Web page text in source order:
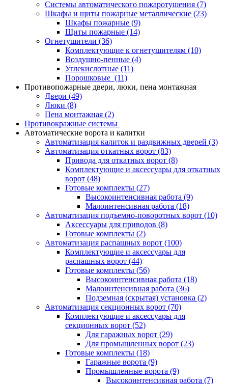
Системы автоматического пожаротушения (7)
Шкафы и щиты пожарные металлические (23)
Шкафы пожарные (9)
Щиты пожарные (14)
Огнетушители (36)
Комплектующие к огнетушителям (10)
Воздушно-пенные (4)
Углекислотные (11)
Порошковые (11)
Противопожарные двери, люки, пена монтажная
Двери (49)
Люки (8)
Пена монтажная (2)
Противокражные системы
Автоматические ворота и калитки
Автоматизация калиток и раздвижных дверей (3)
Автоматизация откатных ворот (83)
Привода для откатных ворот (8)
Комплектующие и аксессуары для откатных
ворот (48)
Готовые комплекты (27)
Высокоинтенсивная работа (9)
Малоинтенсивная работа (18)
Автоматизация подъемно-поворотных ворот (10)
Аксессуары для приводов (8)
Готовые комплекты (2)
Автоматизация распашных ворот (100)
Комплектующие и аксессуары для
распашных ворот (44)
Готовые комплекты (56)
Высокоинтенсивная работа (18)
Малоинтенсивная работа (36)
Подземная (скрытая) установка (2)
Автоматизация секционных ворот (70)
Комплектующие и аксессуары для
секционных ворот (52)
Для гаражных ворот (29)
Для промышленных ворот (23)
Готовые комплекты (18)
Гаражные ворота (9)
Промышленные ворота (9)
Высокоинтенсивная работа (7)